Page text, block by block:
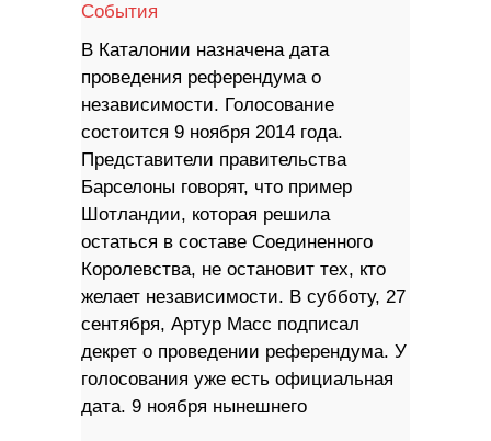
События
В Каталонии назначена дата
проведения референдума о
независимости. Голосование
состоится 9 ноября 2014 года.
Представители правительства
Барселоны говорят, что пример
Шотландии, которая решила
остаться в составе Соединенного
Королевства, не остановит тех, кто
желает независимости. В субботу, 27
сентября, Артур Масс подписал
декрет о проведении референдума. У
голосования уже есть официальная
дата. 9 ноября нынешнего